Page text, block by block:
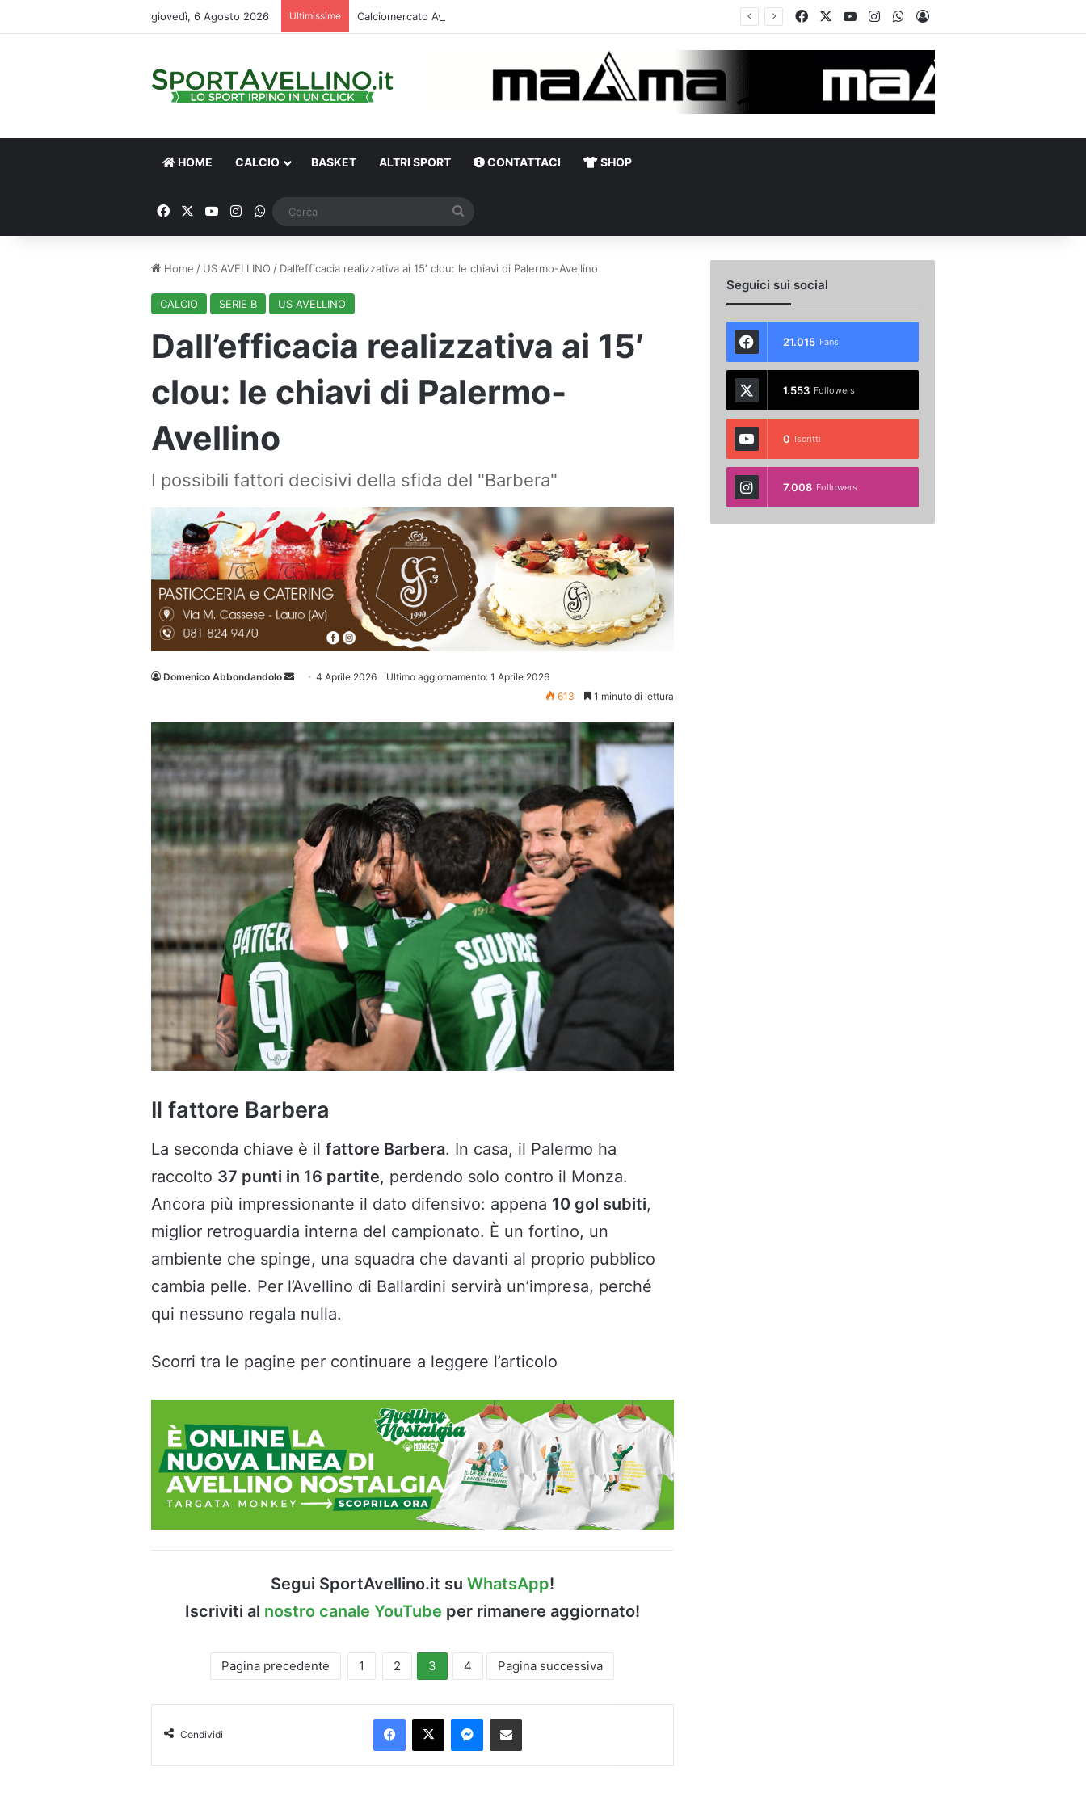
giovedì, 6 Agosto 2026 Ultimissime FacebookYou TubeInstagramWhatsApp
Accedi
HOME CALCIO BASKET ALTRI SPORT CONTATTACI SHOP
FacebookYou TubeInstagram
WhatsApp
Home / US AVELLINO / Dall’efficacia realizzativa ai 15′ clou: le chiavi di Palermo-Avellino
CALCIO SERIE B US AVELLINO
Dall’efficacia realizzativa ai 15′
clou: le chiavi di Palermo-
Avellino
I possibili fattori decisivi della sfida del "Barbera"
Domenico Abbondandolo
Invia 4 Aprile 2026
Ultimo aggiornamento: 1 Aprile 2026
613
1 minuto di lettura
Il fattore Barbera
La seconda chiave è il fattore Barbera. In casa, il Palermo ha
raccolto 37 punti in 16 partite, perdendo solo contro il Monza.
Ancora più impressionante il dato difensivo: appena 10 gol subiti,
miglior retroguardia interna del campionato. È un fortino, un
ambiente che spinge, una squadra che davanti al proprio pubblico
cambia pelle. Per l’Avellino di Ballardini servirà un’impresa, perché
qui nessuno regala nulla.
Scorri tra le pagine per continuare a leggere l’articolo
Segui SportAvellino.it su WhatsApp!
Iscriviti al nostro canale YouTube per rimanere aggiornato!
Pagina precedente 1 2 3 4 Pagina successiva
Condividi
Facebook
X Messenger
Condividi via Email
Seguici sui social
21.015 Fans
1.553 Followers
0 Iscritti
7.008 Followers